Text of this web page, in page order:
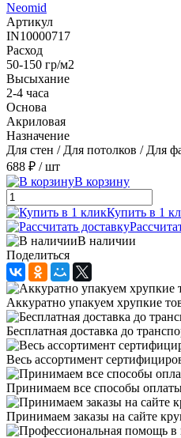
Neomid
Артикул
IN10000717
Расход
50-150 гр/м2
Высыхание
2-4 часа
Основа
Акриловая
Назначение
Для стен / Для потолков / Для
688 ₽ / шт
В корзину
Купить в 1
В наличии
Поделиться
Аккуратно упакуем хрупкие
Бесплатная доставка до
Весь ассортимент
Принимаем все способы
Принимаем заказы на сайте